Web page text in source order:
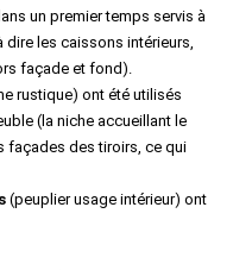
un premier temps servis à
les caissons intérieurs,
façade et fond).
rustique) ont été utilisés
(la niche accueillant le
façades des tiroirs, ce qui
(peuplier usage intérieur) ont